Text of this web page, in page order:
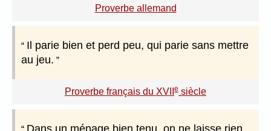
Proverbe allemand
Il parie bien et perd peu, qui parie sans mettre
au jeu.
Proverbe français du XVII e siècle